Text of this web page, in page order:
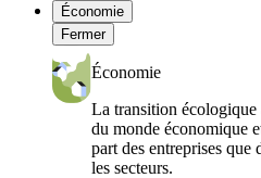
Économie
Fermer
Économie
La transition
du monde économique
part des entreprises que
les secteurs.